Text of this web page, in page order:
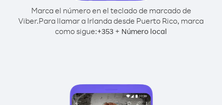
Marca el número en el teclado de marcado de
Viber.Para llamar a Irlanda desde Puerto Rico, marca
como sigue:+353 + Número local